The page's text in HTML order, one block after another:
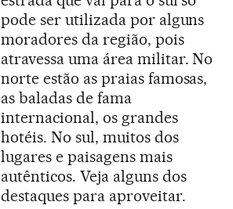
pode ser utilizada por alguns
moradores da região, pois
atravessa uma área militar. No
norte estão as praias famosas,
as baladas de fama
internacional, os grandes
hotéis. No sul, muitos dos
lugares e paisagens mais
autênticos. Veja alguns dos
destaques para aproveitar.